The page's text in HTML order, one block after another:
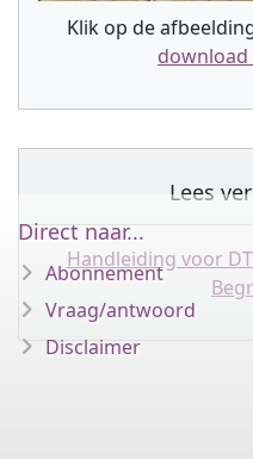
Klik op de
download
Lees
Handleiding voor
Direct naar...
Abonnement
Vraag/antwoord
Disclaimer